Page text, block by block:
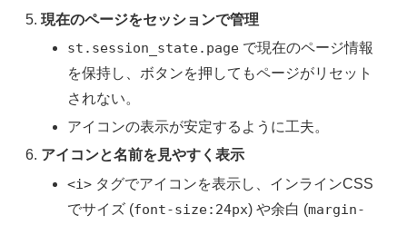
現在のページをセッションで管理
st.session_state.page で現在のページ情報
を保持し、ボタンを押してもページがリセット
されない。
アイコンの表示が安定するように工夫。
アイコンと名前を見やすく表示
<i> タグでアイコンを表示し、インラインCSS
でサイズ (font-size:24px) や余白 (margin-